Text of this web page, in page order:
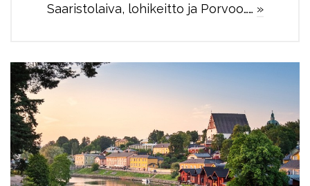
Saaristolaiva, lohikeitto ja Porvoo…… »